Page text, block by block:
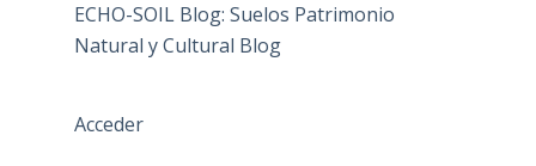
ECHO-SOIL Blog: Suelos Patrimonio
Natural y Cultural Blog
Acceder